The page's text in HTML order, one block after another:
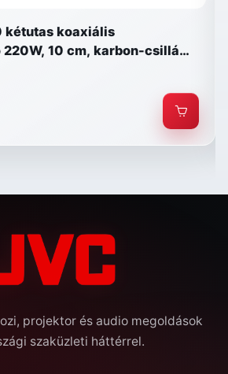
kétutas koaxiális
10 cm, karbon-csillám
projektor és audio megoldások
szaküzleti háttérrel.